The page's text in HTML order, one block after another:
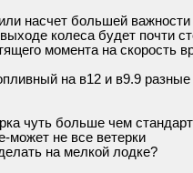
насчет большей
колеса будет почти
момента на скорость
на в12 и в9.9
чуть больше чем
может не все ветерки
на мелкой лодке?